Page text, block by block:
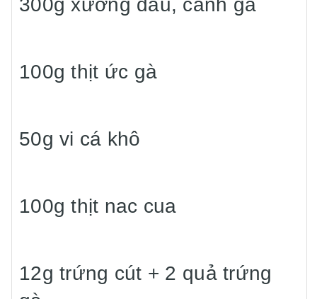
300g xương đầu, cánh gà
100g thịt ức gà
50g vi cá khô
100g thịt nac cua
12g trứng cút + 2 quả trứng